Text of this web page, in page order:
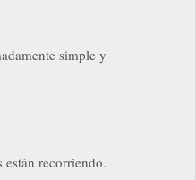
simple y
están recorriendo.